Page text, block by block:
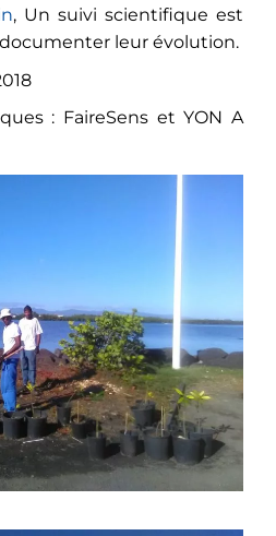
, Un suivi scientifique est
leur évolution.
: FaireSens et YON A